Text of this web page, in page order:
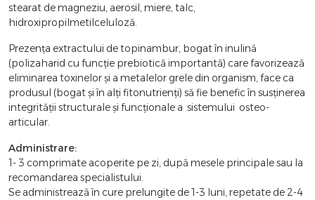
stearat de magneziu, aerosil, miere, talc,
hidroxipropilmetilceluloză.
Prezenţa extractului de topinambur, bogat în inulină
(polizaharid cu funcţie prebiotică importantă) care favorizează
eliminarea toxinelor şi a metalelor grele din organism, face ca
produsul (bogat şi în alţi fitonutrienţi) să fie benefic în susţinerea
integrităţii structurale şi funcţionale a sistemului osteo-
articular.
Administrare:
1- 3 comprimate acoperite pe zi, după mesele principale sau la
recomandarea specialistului.
Se administrează în cure prelungite de 1-3 luni, repetate de 2-4